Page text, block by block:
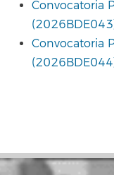
Convocatoria
Convocatoria